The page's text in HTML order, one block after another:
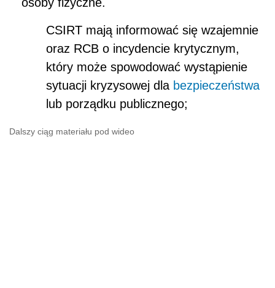
CSIRT mają informować się wzajemnie
oraz RCB o incydencie krytycznym,
który może spowodować wystąpienie
sytuacji kryzysowej dla bezpieczeństwa
lub porządku publicznego;
Dalszy ciąg materiału pod wideo